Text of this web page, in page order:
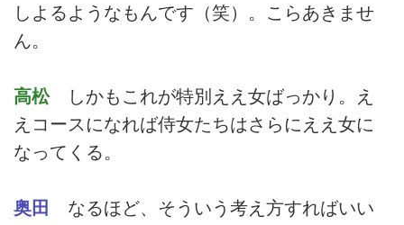
しよるようなもんです（笑）。こらあきませ
ん。
高松しかもこれが特別ええ女ばっかり。え
えコースになれば侍女たちはさらにええ女に
なってくる。
奥田
なるほど、そういう考え方すればいい